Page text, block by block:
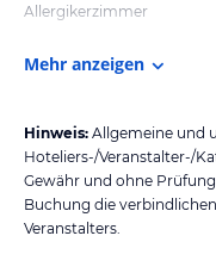
Allergikerzimmer
Mehr anzeigen
Hinweis: Allgemeine und
Hoteliers-/Veranstalter-/
Gewähr und ohne
Buchung die verbindlichen
Veranstalters.